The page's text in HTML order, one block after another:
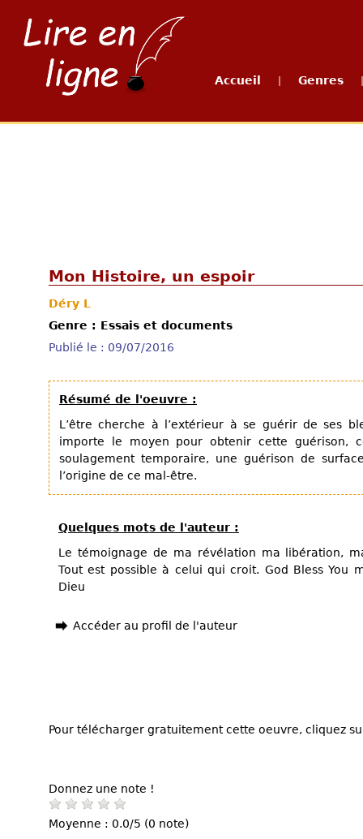
Accueil Genres
Mon Histoire, un espoir
Déry L
Genre : Essais et documents
Publié le : 09/07/2016
Résumé de l'oeuvre :
L’être cherche à l’extérieur à se guérir de ses
importe le moyen pour obtenir cette guérison,
soulagement temporaire, une guérison de
l’origine de ce mal-être.
Quelques mots de l'auteur :
Le témoignage de ma révélation ma libération,
Tout est possible à celui qui croit. God Bless You
Dieu
Accéder au profil de l'auteur
Pour télécharger gratuitement cette oeuvre, cliquez
Donnez une note !
Moyenne : 0.0/5 (0 note)